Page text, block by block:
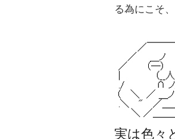
る為にこそ
実は色々